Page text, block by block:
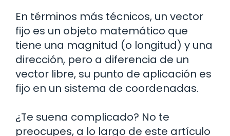
En términos más técnicos, un vector
fijo es un objeto matemático que
tiene una magnitud (o longitud) y una
dirección, pero a diferencia de un
vector libre, su punto de aplicación es
fijo en un sistema de coordenadas.
¿Te suena complicado? No te
preocupes, a lo largo de este artículo